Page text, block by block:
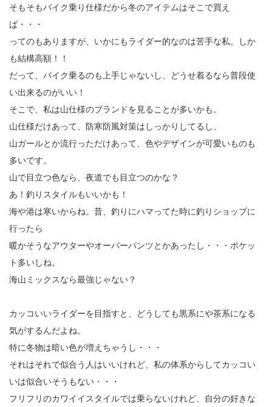
そもそもバイク乗り仕様だから冬のアイテムはそこで買え
ば・・・
ってのもありますが、いかにもライダー的なのは苦手な私。しか
も結構高額！！
だって、バイク乗るのも上手じゃないし、どうせ着るなら普段使
い出来るのがいい！
そこで、私は山仕様のブランドを見ることが多いかも。
山仕様だけあって、防寒防風対策はしっかりしてるし、
山ガールとか流行っただけあって、色やデザインが可愛いものも
多いです。
山で目立つ色なら、夜道でも目立つのかな？
あ！釣りスタイルもいいかも！
海や港は寒いからね。昔、釣りにハマってた時に釣りショップに
行ったら
暖かそうなアウターやオーバーパンツとかあったし・・・ポケッ
ト多いしね。
海山ミックスなら最強じゃない？
カッコいいライダーを目指すと、どうしても黒系にや茶系になる
気がするんだよね。
特に冬物は暗い色が増えちゃうし・・・
それはそれで似合う人はいいけれど、私の体系からしてカッコい
いは似合いそうもない・・・
フリフリのカワイイスタイルでは乗らないけれど、自分の好きな